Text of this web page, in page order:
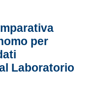
per
Laboratorio